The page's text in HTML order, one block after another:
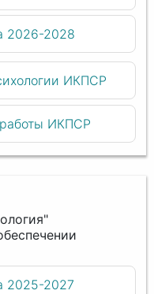
2026-2028
ИКПСР
ИКПСР
2025-2027